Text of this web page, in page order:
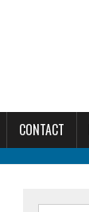
CONTACT